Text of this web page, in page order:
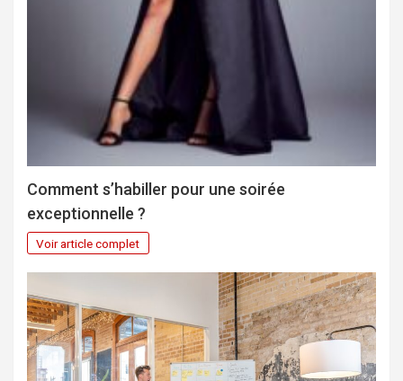
Comment s’habiller pour une soirée
exceptionnelle ?
Voir article complet